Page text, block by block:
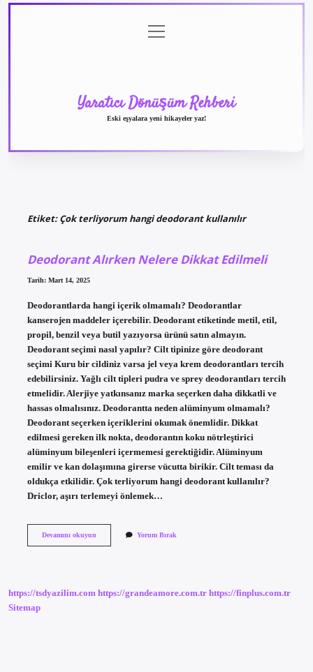
menüyü
aç
Yaratıcı Dönüşüm Rehberi
Eski eşyalara yeni hikayeler yaz!
Etiket:Çok terliyorum hangi deodorant kullanılır
Deodorant Alırken Nelere Dikkat Edilmeli
Tarih: Mart 14, 2025
Deodorantlarda hangi içerik olmamalı? Deodorantlar
kanserojen maddeler içerebilir. Deodorant etiketinde metil, etil,
propil, benzil veya butil yazıyorsa ürünü satın almayın.
Deodorant seçimi nasıl yapılır? Cilt tipinize göre deodorant
seçimi Kuru bir cildiniz varsa jel veya krem ​​deodorantları tercih
edebilirsiniz. Yağlı cilt tipleri pudra ve sprey deodorantları tercih
etmelidir. Alerjiye yatkınsanız marka seçerken daha dikkatli ve
hassas olmalısınız. Deodorantta neden alüminyum olmamalı?
Deodorant seçerken içeriklerini okumak önemlidir. Dikkat
edilmesi gereken ilk nokta, deodorantın koku nötrleştirici
alüminyum bileşenleri içermemesi gerektiğidir. Alüminyum
emilir ve kan dolaşımına girerse vücutta birikir. Cilt teması da
oldukça etkilidir. Çok terliyorum hangi deodorant kullanılır?
Driclor, aşırı terlemeyi önlemek…
Devamını okuyunDeodorant
Yorum Bırak
https://tsdyazilim.com https://grandeamore.com.tr https://finplus.com.tr
Sitemap